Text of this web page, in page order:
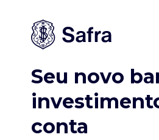
Seu novo
conta